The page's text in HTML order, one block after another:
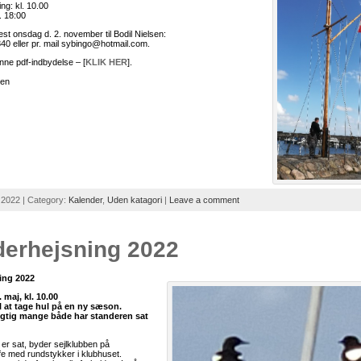
kl. 10.00
18:00
onsdag d. 2. november til Bodil Nielsen:
eller pr. mail sybingo@hotmail.com.
pdf-indbydelse – [KLIK HER].
| Category: Kalender, Uden katagori | Leave a comment
2022
2022
maj, kl. 10.00
at tage hul på en ny sæson.
mange både har standeren sat
sat, byder sejlklubben på
med rundstykker i klubhuset.